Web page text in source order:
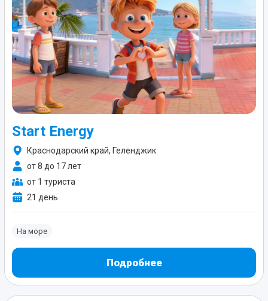
Start Energy
Краснодарский край, Геленджик
от 8 до 17 лет
от 1 туриста
21 день
На море
Подробнее